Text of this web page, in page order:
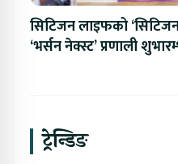
सिटिजन लाइफको
‘भर्सन नेक्स्ट’ प्रणाली
ट्रेन्डिङ